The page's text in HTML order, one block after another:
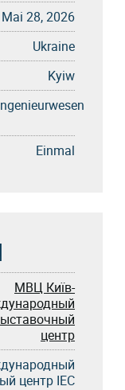
Mai 28, 2026
Ukraine
Kyiw
Einmal
МВЦ Київ-
центр
центр IEC